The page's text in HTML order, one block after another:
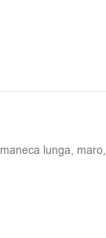
maneca lunga, maro,